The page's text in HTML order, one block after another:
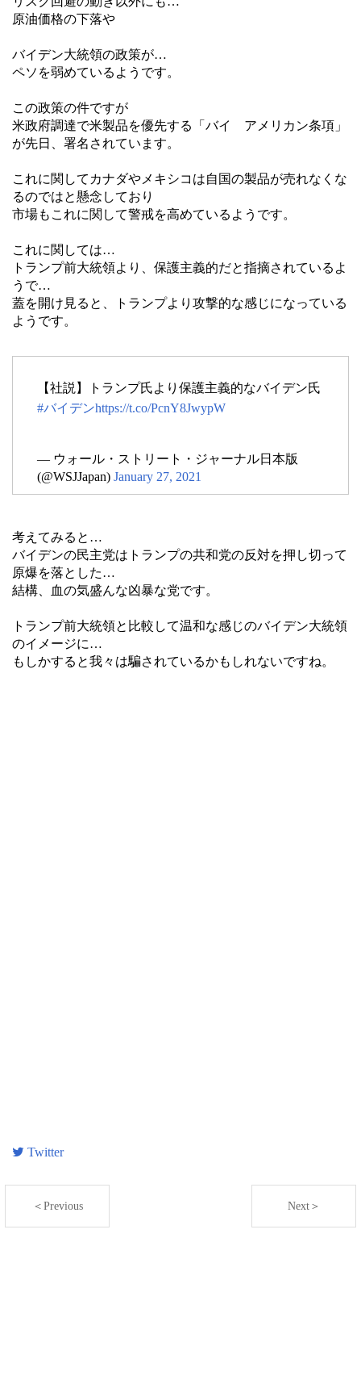
原油価格の下落や
バイデン大統領の政策が…
ペソを弱めているようです。
この政策の件ですが
米政府調達で米製品を優先する「バイ アメリカン条項」
が先日、署名されています。
これに関してカナダやメキシコは自国の製品が売れなくな
るのではと懸念しており
市場もこれに関して警戒を高めているようです。
これに関しては…
トランプ前大統領より、保護主義的だと指摘されているよ
うで…
蓋を開け見ると、トランプより攻撃的な感じになっている
ようです。
【社説】トランプ氏より保護主義的なバイデン氏
#バイデンhttps://t.co/PcnY8JwypW
— ウォール・ストリート・ジャーナル日本版
(@WSJJapan) January 27, 2021
考えてみると…
バイデンの民主党はトランプの共和党の反対を押し切って
原爆を落とした…
結構、血の気盛んな凶暴な党です。
トランプ前大統領と比較して温和な感じのバイデン大統領
のイメージに…
もしかすると我々は騙されているかもしれないですね。
Twitter
＜Previous Next＞